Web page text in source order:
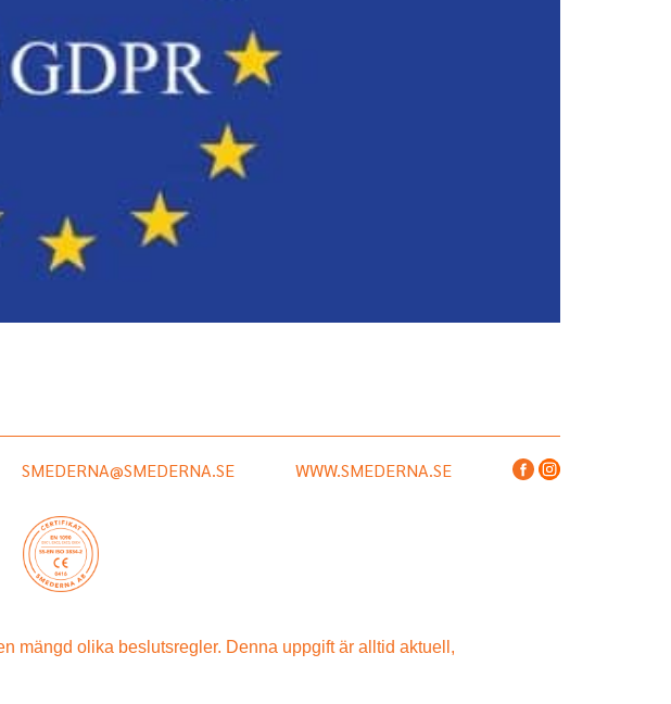
SMEDERNA@SMEDERNA.SE WWW.SMEDERNA.SE